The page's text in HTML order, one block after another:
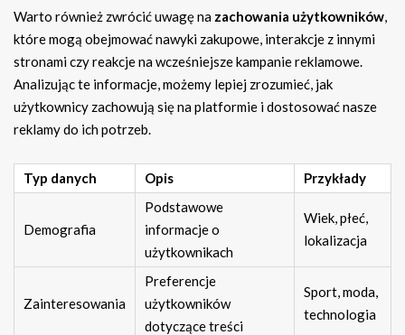
Warto również zwrócić uwagę na zachowania użytkowników,
które mogą obejmować nawyki zakupowe, interakcje z innymi
stronami czy reakcje na wcześniejsze kampanie reklamowe.
Analizując te informacje, możemy lepiej zrozumieć, jak
użytkownicy zachowują się na platformie i dostosować nasze
reklamy do ich potrzeb.
Typ danych Opis Przykłady
Demografia
Podstawowe
informacje o
użytkownikach
Wiek, płeć,
lokalizacja
Zainteresowania
Preferencje
użytkowników
dotyczące treści
Sport, moda,
technologia